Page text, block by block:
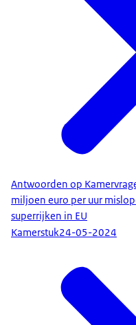
Antwoorden op
miljoen euro per uur
superrijken in EU
Kamerstuk24-05-2024